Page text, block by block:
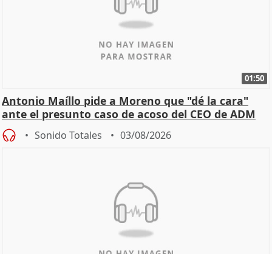
01:50
Antonio Maíllo pide a Moreno que "dé la cara"
ante el presunto caso de acoso del CEO de ADM
Sonido Totales 03/08/2026